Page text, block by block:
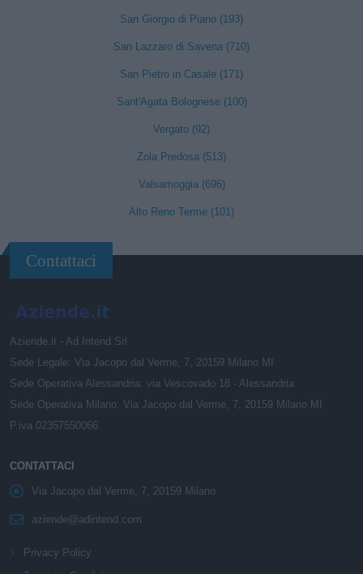
San Giorgio di Piano (193)
San Lazzaro di Savena (710)
San Pietro in Casale (171)
Sant'Agata Bolognese (100)
Vergato (92)
Zola Predosa (513)
Valsamoggia (696)
Alto Reno Terme (101)
Contattaci
Aziende.it - Ad Intend Srl
Sede Legale: Via Jacopo dal Verme, 7, 20159 Milano MI
Sede Operativa Alessandria: via Vescovado 18 - Alessandria
Sede Operativa Milano: Via Jacopo dal Verme, 7, 20159 Milano MI
P.iva 02357550066
CONTATTACI
Via Jacopo dal Verme, 7, 20159 Milano
aziende@adintend.com
Privacy Policy